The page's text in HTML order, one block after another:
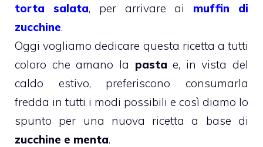
torta salata, per arrivare ai muffin di
zucchine.
Oggi vogliamo dedicare questa ricetta a tutti
coloro che amano la pasta e, in vista del
caldo estivo, preferiscono consumarla
fredda in tutti i modi possibili e così diamo lo
spunto per una nuova ricetta a base di
zucchine e menta.